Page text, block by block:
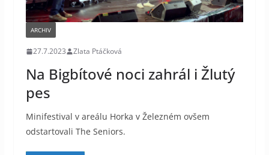
ARCHIV
27.7.2023 Zlata Ptáčková
Na Bigbítové noci zahrál i Žlutý
pes
Minifestival v areálu Horka v Železném ovšem
odstartovali The Seniors.